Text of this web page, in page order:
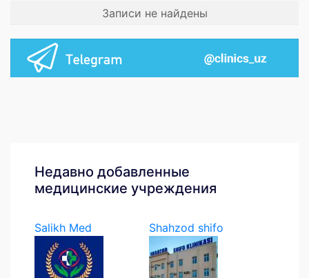
Записи не найдены
Недавно добавленные
медицинские учреждения
Salikh Med
Shahzod shifo
klinikasi